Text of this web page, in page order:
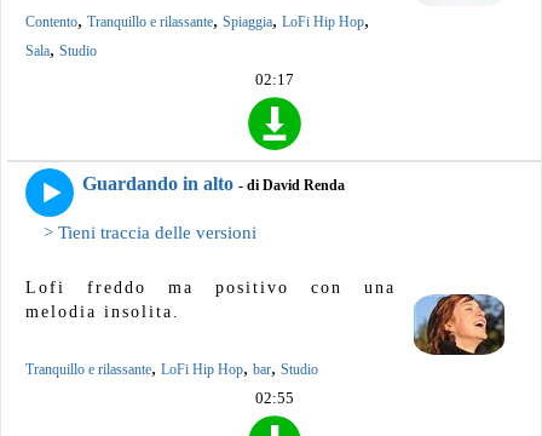
Contento, Tranquillo e rilassante, Spiaggia, LoFi Hip Hop,
Sala, Studio
02:17
Guardando in alto - di David Renda
> Tieni traccia delle versioni
Lofi freddo ma positivo con una
melodia insolita.
Tranquillo e rilassante, LoFi Hip Hop, bar, Studio
02:55